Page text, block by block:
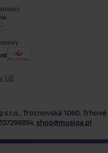
UE
Trocnovská 1060, Trhové
shop@musiqa.pl